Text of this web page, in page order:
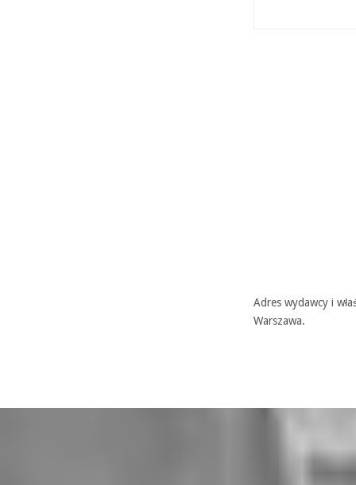
Adres wydawcy i
Warszawa.